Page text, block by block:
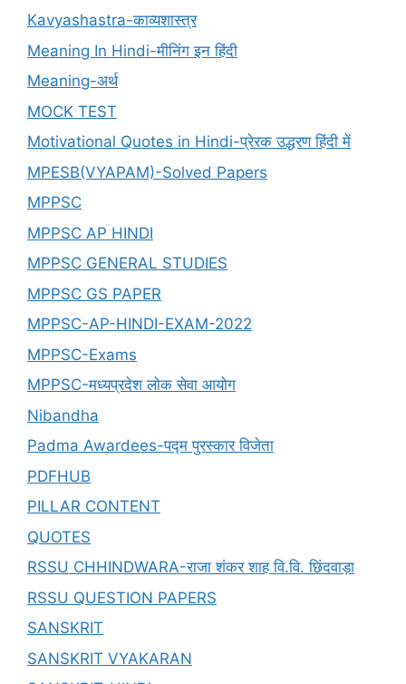
Kavyashastra-काव्यशास्त्र
Meaning In Hindi-मीनिंग इन हिंदी
Meaning-अर्थ
MOCK TEST
Motivational Quotes in Hindi-प्रेरक उद्धरण हिंदी में
MPESB(VYAPAM)-Solved Papers
MPPSC
MPPSC AP HINDI
MPPSC GENERAL STUDIES
MPPSC GS PAPER
MPPSC-AP-HINDI-EXAM-2022
MPPSC-Exams
MPPSC-मध्यप्रदेश लोक सेवा आयोग
Nibandha
Padma Awardees-पद्म पुरस्कार विजेता
PDFHUB
PILLAR CONTENT
QUOTES
RSSU CHHINDWARA-राजा शंकर शाह वि.वि. छिंदवाड़ा
RSSU QUESTION PAPERS
SANSKRIT
SANSKRIT VYAKARAN